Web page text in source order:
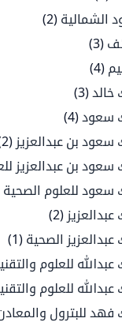
الشمالية (2)
(3)
(4)
خالد(3)
سعود(4)
سعود بن عبدالعزيز (2)
سعود بن عبدالعزيز
سعود للعلوم الصحية
(2)
الصحية (1)
للعلوم
عبدالله للعلوم
فهد للبترول